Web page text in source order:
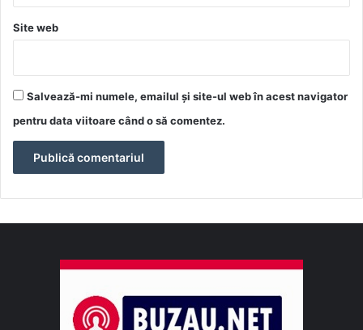
Site web
Salvează-mi numele, emailul și site-ul web în acest navigator
pentru data viitoare când o să comentez.